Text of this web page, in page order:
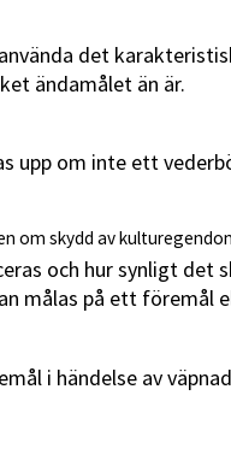
det
ändamålet än är.
upp om inte ett
om skydd av
och hur synligt
målas på ett föremål
i händelse av